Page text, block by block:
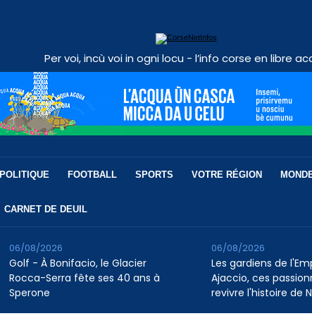
Per voi, incù voi in ogni locu - l’info corse en libre
POLITIQUE FOOTBALL SPORTS VOTRE RÉGION
CARNET DE DEUIL
Golf - À Bonifacio, le Glacier
Rocca-Serra fête ses 40 ans à
Sperone
06/08/2026
Les gardiens de
Ajaccio, ces
revivre l'histoire de
06/08/2026